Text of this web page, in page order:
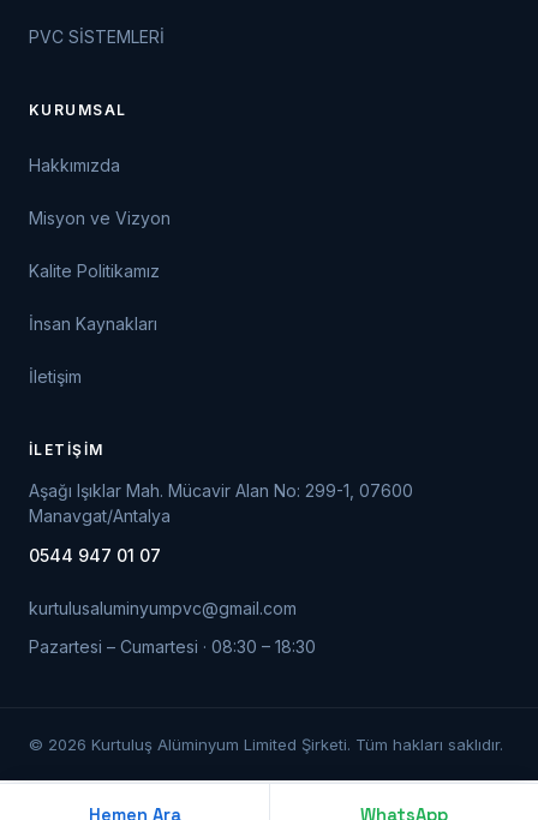
PVC SİSTEMLERİ
KURUMSAL
Hakkımızda
Misyon ve Vizyon
Kalite Politikamız
İnsan Kaynakları
İletişim
İLETIŞIM
Aşağı Işıklar Mah. Mücavir Alan No: 299-1, 07600
Manavgat/Antalya
0544 947 01 07
kurtulusaluminyumpvc@gmail.com
Pazartesi – Cumartesi · 08:30 – 18:30
© 2026 Kurtuluş Alüminyum Limited Şirketi. Tüm hakları saklıdır.
Hemen Ara WhatsApp